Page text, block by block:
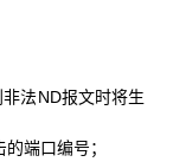
法ND报文时将生
端口编号；